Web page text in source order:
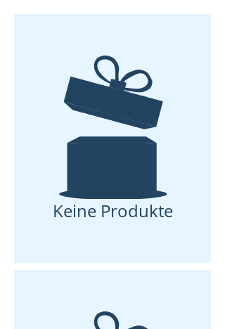
secure gear storage. Not compatible
Keine Produkte